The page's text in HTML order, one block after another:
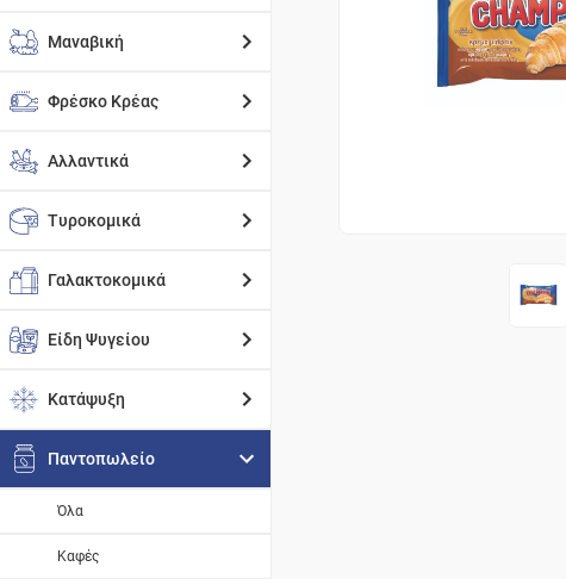
Μαναβική
Φρέσκο Κρέας
Αλλαντικά
Τυροκομικά
Γαλακτοκομικά
Είδη Ψυγείου
Κατάψυξη
Παντοπωλείο
Όλα
Καφές